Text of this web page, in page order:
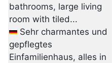
bathrooms, large living
room with tiled...
Sehr charmantes und
gepflegtes
Einfamilienhaus, alles in